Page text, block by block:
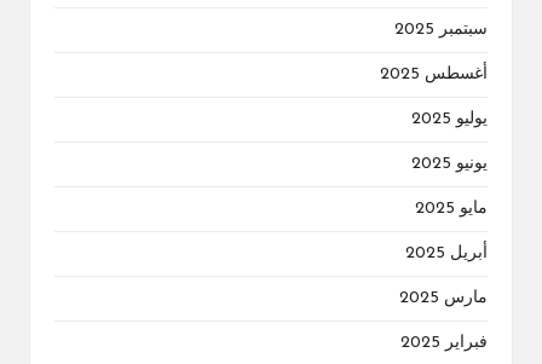
سبتمبر 2025
أغسطس 2025
يوليو 2025
يونيو 2025
مايو 2025
أبريل 2025
مارس 2025
فبراير 2025